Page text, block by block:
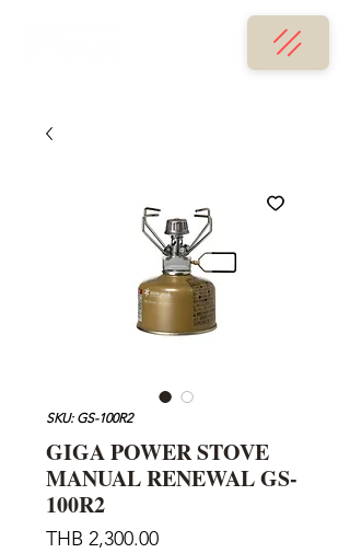
SKU: GS-100R2
GIGA POWER STOVE
MANUAL RENEWAL GS-
100R2
THB 2,300.00가